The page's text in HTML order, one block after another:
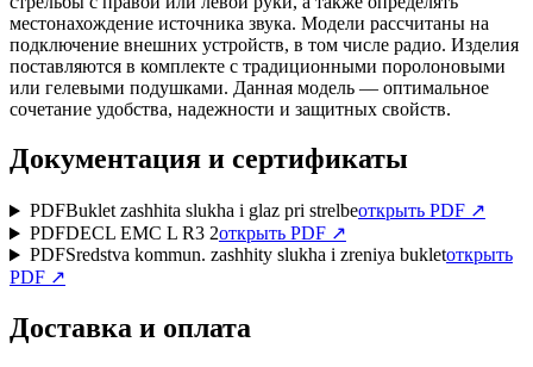
местонахождение источника звука. Модели рассчитаны на
подключение внешних устройств, в том числе радио. Изделия
поставляются в комплекте с традиционными поролоновыми
или гелевыми подушками. Данная модель — оптимальное
сочетание удобства, надежности и защитных свойств.
Документация и сертификаты
PDFBuklet zashhita slukha i glaz pri strelbeоткрыть PDF ↗
PDFDECL EMC L R3 2открыть PDF ↗
PDFSredstva kommun. zashhity slukha i zreniya bukletоткрыть
PDF ↗
Доставка и оплата